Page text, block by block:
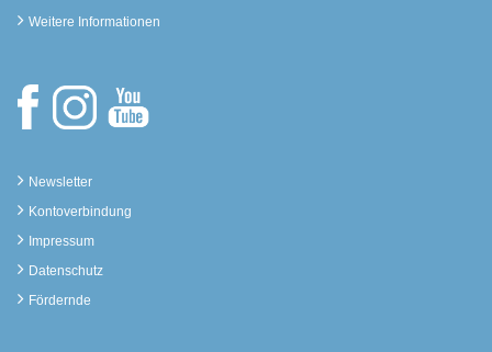
Weitere Informationen
Newsletter
Kontoverbindung
Impressum
Datenschutz
Fördernde